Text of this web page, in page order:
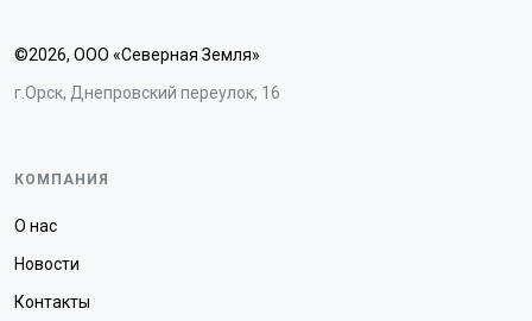
©2026, ООО «Северная Земля»
г.Орск, Днепровский переулок, 16
КОМПАНИЯ
О нас
Новости
Контакты